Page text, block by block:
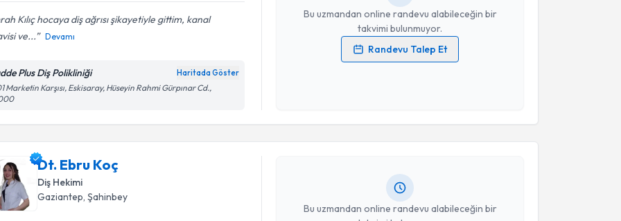
Kılıç hocaya diş ağrısı şikayetiyle gittim, kanal
ve...
Devamı
Plus Diş Polikliniği Haritada Göster
Marketin Karşısı, Eskisaray, Hüseyin Rahmi Gürpınar Cd.,
Bu uzmandan online randevu alabileceğin bir
takvimi bulunmuyor.
Randevu Talep Et
Kişisel verilerimin işlenmesine ilişkinAydınlatma Metni
Dt. Ebru Koç
Diş Hekimi
Gaziantep , Şahinbey
Bu uzmandan online randevu alabileceğin bir